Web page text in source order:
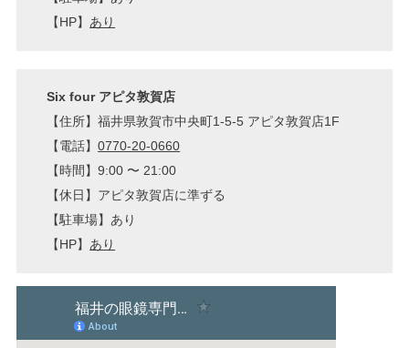
【HP】 あり
Six four アピタ敦賀店
【住所】福井県敦賀市中央町1-5-5 アピタ敦賀店1F
【電話】0770-20-0660
【時間】9:00 〜 21:00
【休日】アピタ敦賀店に準ずる
【駐車場】あり
【HP】あり